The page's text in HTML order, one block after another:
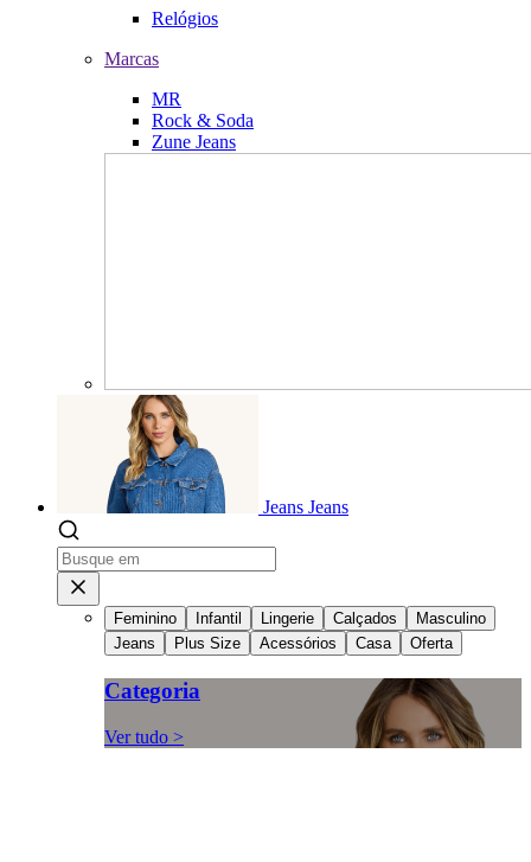
Relógios
Marcas
MR
Rock & Soda
Zune Jeans
Jeans Jeans
Feminino Infantil Lingerie Calçados
Masculino
Jeans
Plus Size Acessórios Casa Oferta
Categoria
Ver tudo >